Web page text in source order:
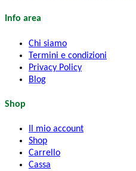
Info area
Chi siamo
Termini e condizioni
Privacy Policy
Blog
Shop
Il mio account
Shop
Carrello
Cassa